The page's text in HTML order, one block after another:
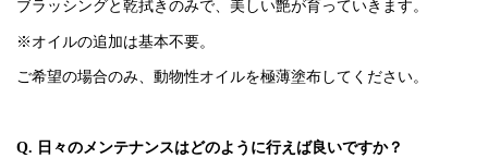
ブラッシングと乾拭きのみで、美しい艶が育っていきます。
※オイルの追加は基本不要。
ご希望の場合のみ、動物性オイルを極薄塗布してください。
Q. 日々のメンテナンスはどのように行えば良いですか？